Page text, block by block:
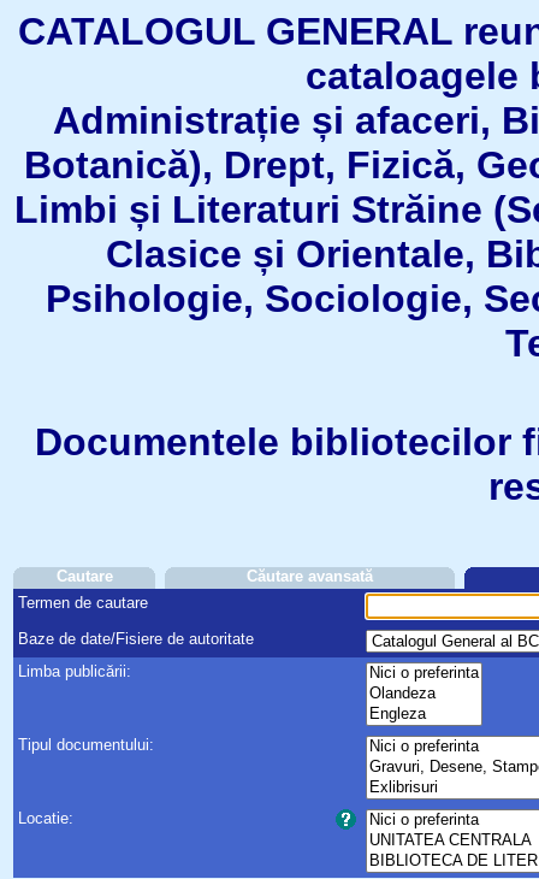
CATALOGUL GENERAL
Administrație și afaceri,
Botanică), Drept, Fizică,
Limbi și Literaturi Străine
Clasice și Orientale,
Psihologie, Sociologie,
Documentele bibliotecilor
Cautare
Căutare avansată
Termen de cautare
Baze de date/Fisiere de autoritate
Limba publicării:
Tipul documentului:
Locatie: